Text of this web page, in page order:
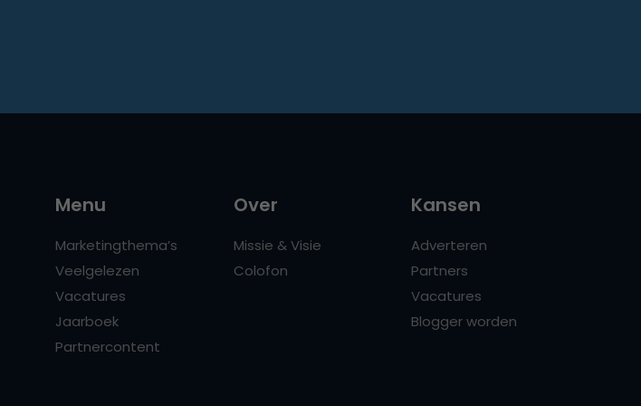
Menu
Marketingthema’s
Veelgelezen
Vacatures
Jaarboek
Partnercontent
Over
Missie & Visie
Colofon
Kansen
Adverteren
Partners
Vacatures
Blogger worden